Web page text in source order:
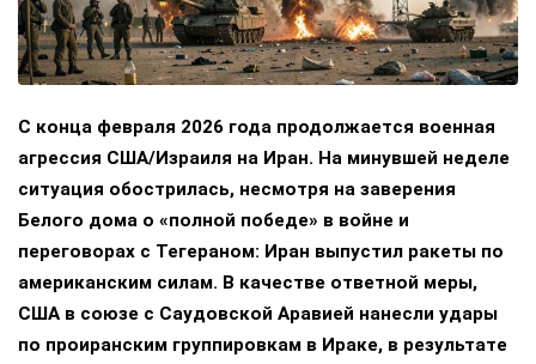
С конца февраля 2026 года продолжается военная
агрессия США/Израиля на Иран. На минувшей неделе
ситуация обострилась, несмотря на заверения
Белого дома о «полной победе» в войне и
переговорах с Тегераном: Иран выпустил ракеты по
американским силам. В качестве ответной меры,
США в союзе с Саудовской Аравией нанесли удары
по проиранским группировкам в Ираке, в результате